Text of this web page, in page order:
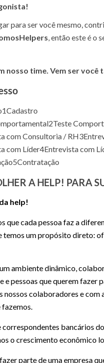
para ser você mesmo,
, então este é o
nosso time. Vem ser você
1Cadastro
2Teste
com Consultoria / RH3
com Líder4Entrevista com
5Contratação
A HELP! PARA
help!
que cada pessoa faz a
temos um propósito direto:
ambiente dinâmico,
e pessoas que querem
nossos colaboradores e com
fazemos.
correspondentes bancários
o crescimento econômico
parte de uma empresa